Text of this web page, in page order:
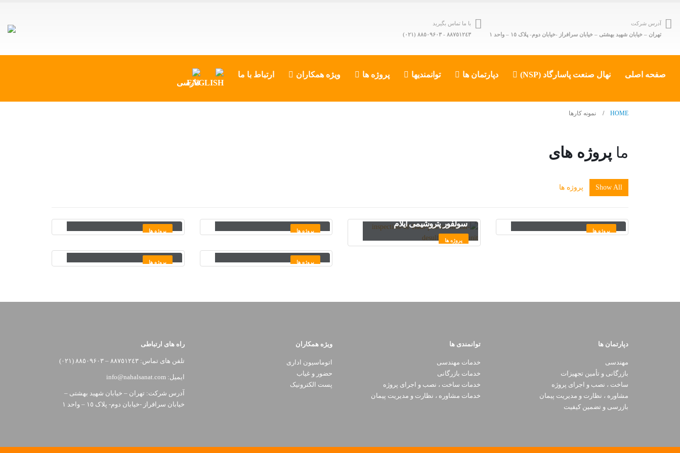
آدرس شرکت
تهران – خیابان شهید بهشتی – خیابان سرافراز -خیابان دوم- پلاک ١٥ – واحد ١
با ما تماس بگیرید
٨٨٧٥١٢٤٣ - ٨٨٥٠٩۶٠٣ (٠٢١)
صفحه اصلی نهال صنعت پاسارگاد (NSP) دپارتمان ها توانمندیها پروژه ها ویژه همکاران ارتباط با ما
HOME نمونه کارها
ما پروژه های
Show All پروژه ها
پروژه خدمات طراحی پایه ای
پروژه ها
سولفور پتروشیمی ایلام
پروژه ها
پروژه ها پروژه ها
پروژه پرعیارسازی سنگ آهن
پروژه ها
پروژه سیستم انتقال مواد
گندله و آهن اسفنجی کارخانه
پروژه ها
دپارتمان ها
مهندسی
بازرگانی و تأمین تجهیزات
ساخت ، نصب و اجرای پروژه
مشاوره ، نظارت و مدیریت پیمان
بازرسی و تضمین کیفیت
توانمندی ها
خدمات مهندسی
خدمات بازرگانی
خدمات ساخت ، نصب و اجرای پروژه
خدمات مشاوره ، نظارت و مدیریت پیمان
ویژه همکاران
اتوماسیون اداری
حضور و غیاب
پست الکترونیک
راه های ارتباطی
تلفن های تماس: ٨٨٧٥١٢٤٣ – ٨٨٥٠٩۶٠٣ (٠٢١)
ایمیل: info@nahalsanat.com
آدرس شرکت: تهران – خیابان شهید بهشتی –
خیابان سرافراز -خیابان دوم- پلاک ١٥ – واحد ١